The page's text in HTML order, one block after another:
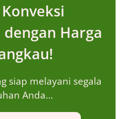
Harga
siap melayani segala
Anda...